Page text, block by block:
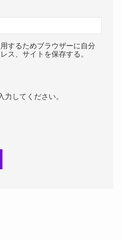
するためブラウザーに自分
ス、サイトを保存する。
力してください。